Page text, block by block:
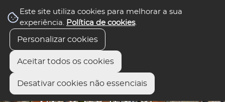
Este site utiliza cookies para melhorar a sua
experiência. Política de cookies.
Personalizar cookies
Aceitar todos os cookies
Desativar cookies não essenciais